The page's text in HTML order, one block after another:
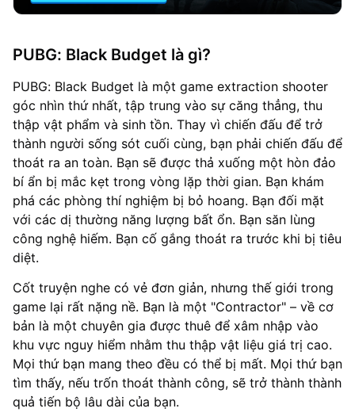
PUBG: Black Budget là gì?
PUBG: Black Budget là một game extraction shooter
góc nhìn thứ nhất, tập trung vào sự căng thẳng, thu
thập vật phẩm và sinh tồn. Thay vì chiến đấu để trở
thành người sống sót cuối cùng, bạn phải chiến đấu để
thoát ra an toàn. Bạn sẽ được thả xuống một hòn đảo
bí ẩn bị mắc kẹt trong vòng lặp thời gian. Bạn khám
phá các phòng thí nghiệm bị bỏ hoang. Bạn đối mặt
với các dị thường năng lượng bất ổn. Bạn săn lùng
công nghệ hiếm. Bạn cố gắng thoát ra trước khi bị tiêu
diệt.
Cốt truyện nghe có vẻ đơn giản, nhưng thế giới trong
game lại rất nặng nề. Bạn là một "Contractor" – về cơ
bản là một chuyên gia được thuê để xâm nhập vào
khu vực nguy hiểm nhằm thu thập vật liệu giá trị cao.
Mọi thứ bạn mang theo đều có thể bị mất. Mọi thứ bạn
tìm thấy, nếu trốn thoát thành công, sẽ trở thành thành
quả tiến bộ lâu dài của bạn.